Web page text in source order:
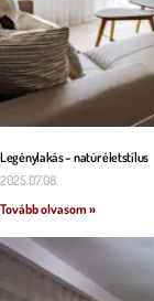
Legénylakás – natúr életstílus
2025.07.08.
Tovább olvasom »